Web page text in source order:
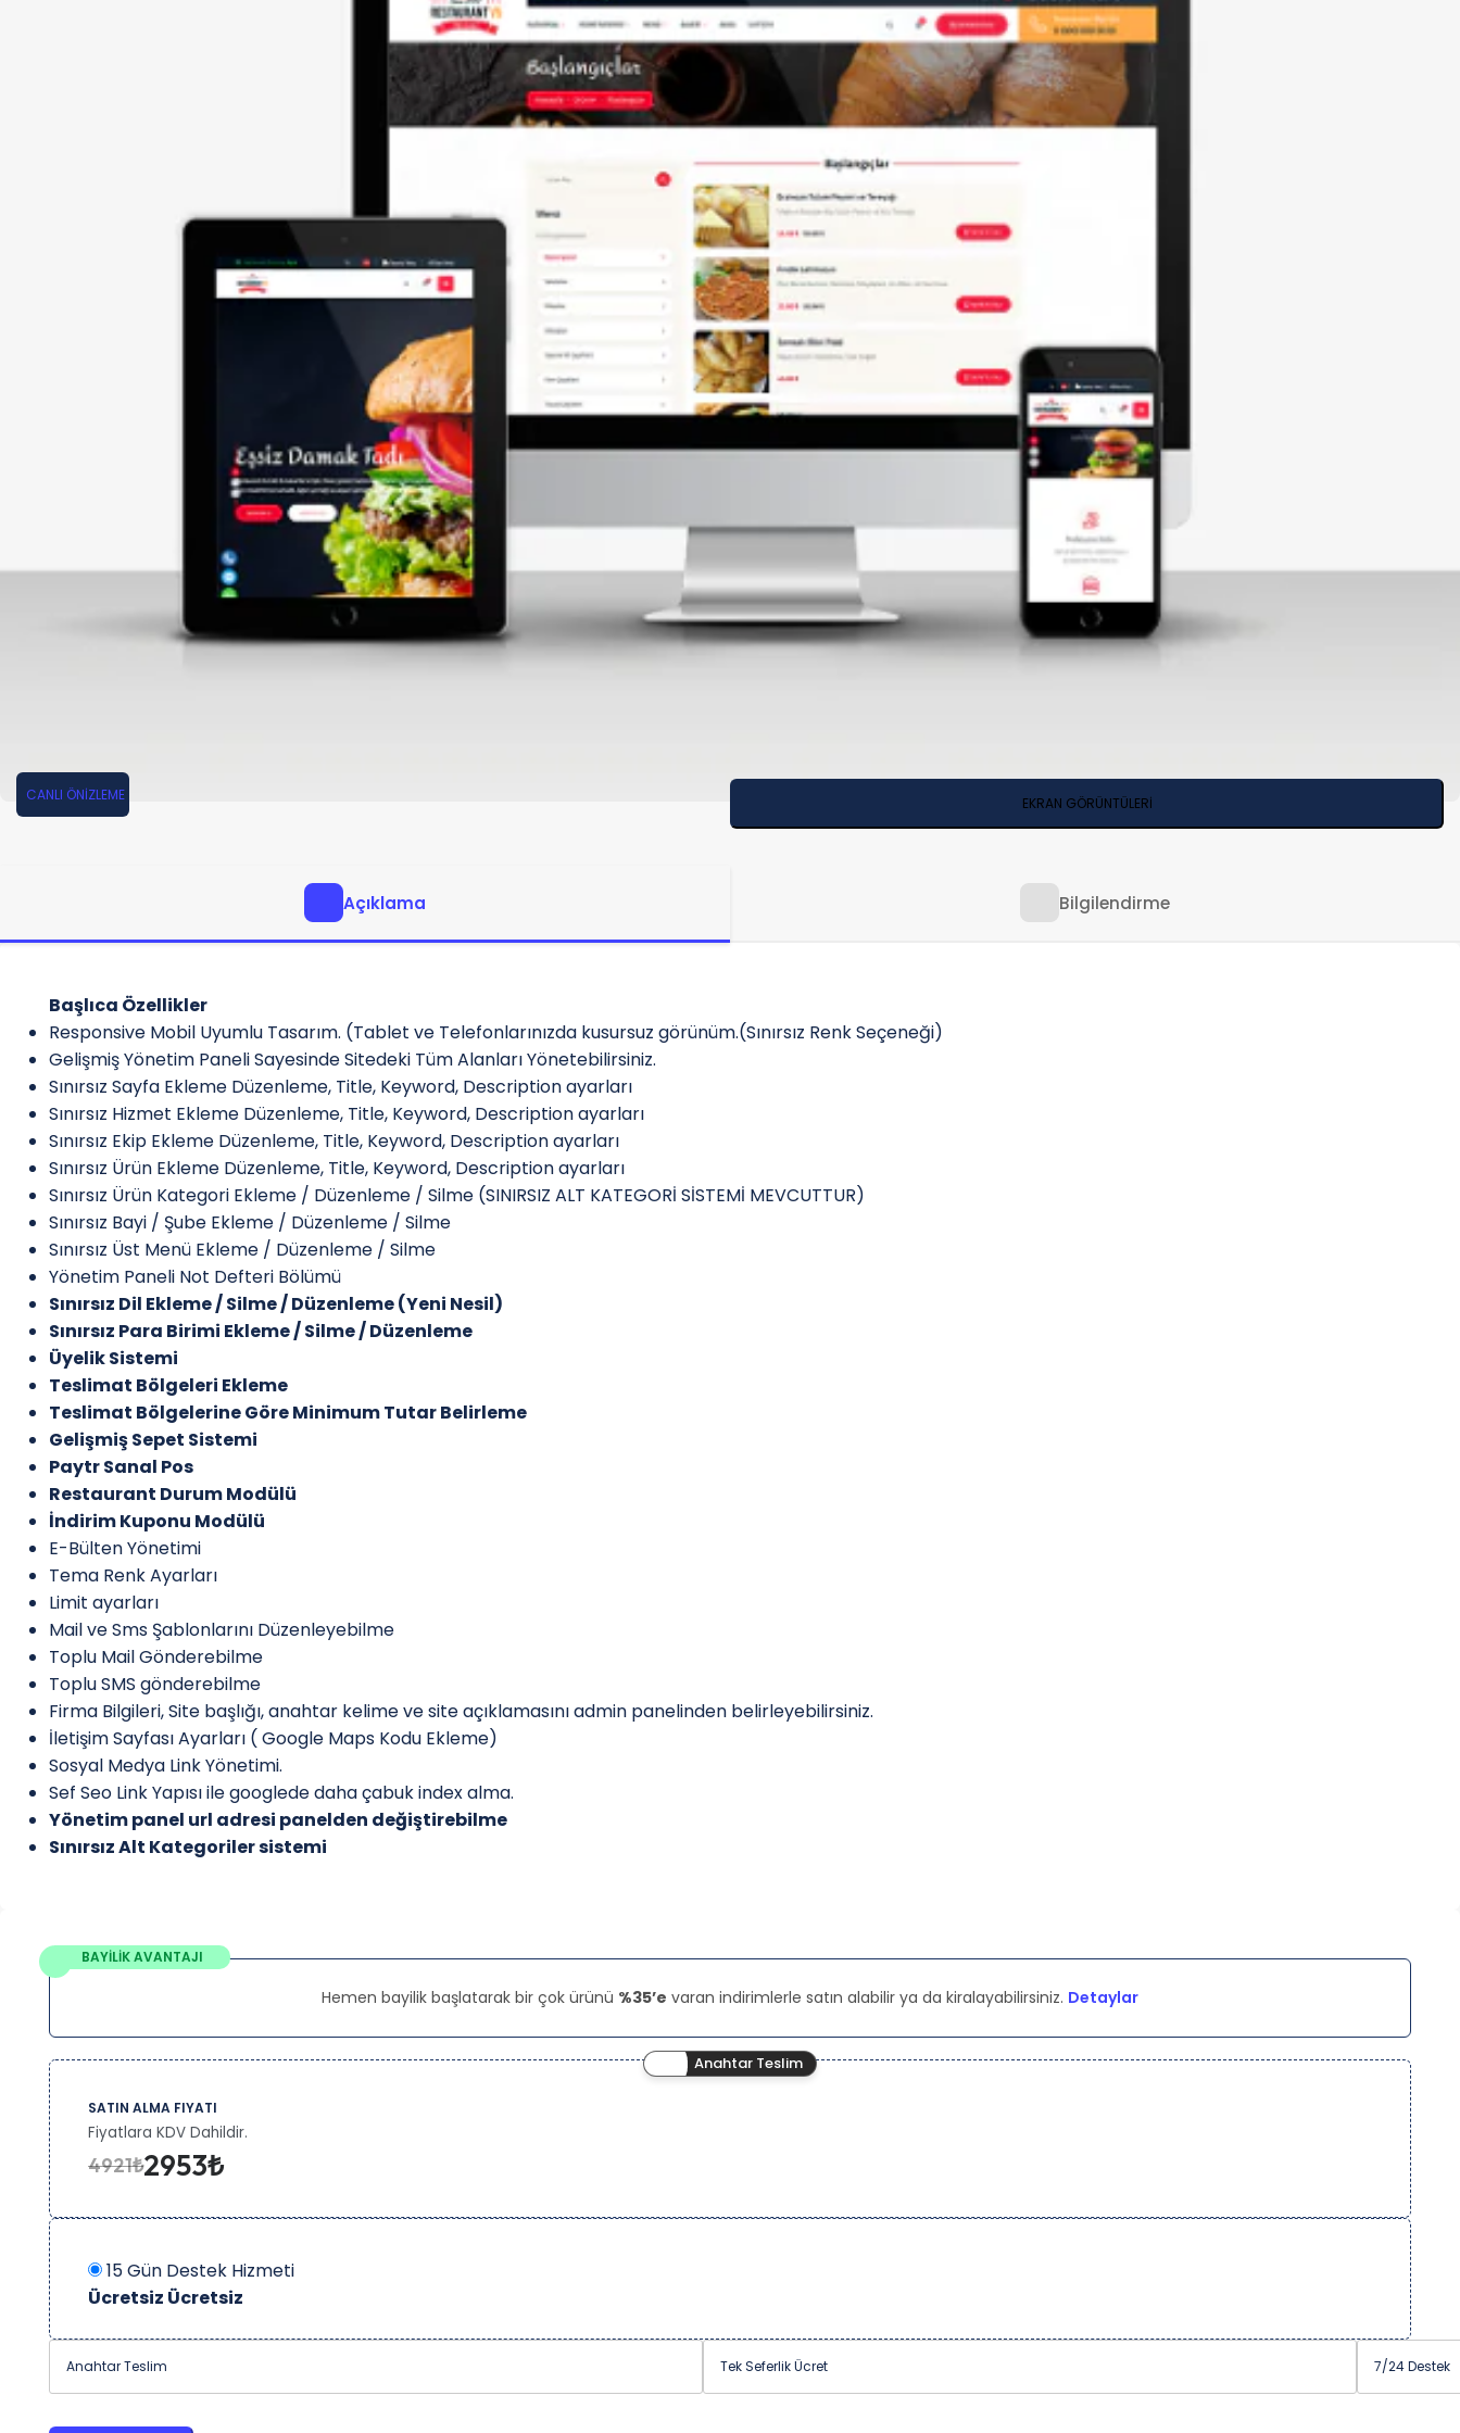
CANLI ÖNİZLEME EKRAN GÖRÜNTÜLERİ
Açıklama Bilgilendirme
Başlıca Özellikler
Responsive Mobil Uyumlu Tasarım. (Tablet ve Telefonlarınızda kusursuz görünüm.(Sınırsız Renk Seçeneği)
Gelişmiş Yönetim Paneli Sayesinde Sitedeki Tüm Alanları Yönetebilirsiniz.
Sınırsız Sayfa Ekleme Düzenleme, Title, Keyword, Description ayarları
Sınırsız Hizmet Ekleme Düzenleme, Title, Keyword, Description ayarları
Sınırsız Ekip Ekleme Düzenleme, Title, Keyword, Description ayarları
Sınırsız Ürün Ekleme Düzenleme, Title, Keyword, Description ayarları
Sınırsız Ürün Kategori Ekleme / Düzenleme / Silme (SINIRSIZ ALT KATEGORİ SİSTEMİ MEVCUTTUR)
Sınırsız Bayi / Şube Ekleme / Düzenleme / Silme
Sınırsız Üst Menü Ekleme / Düzenleme / Silme
Yönetim Paneli Not Defteri Bölümü
Sınırsız Dil Ekleme / Silme / Düzenleme (Yeni Nesil)
Sınırsız Para Birimi Ekleme / Silme / Düzenleme
Üyelik Sistemi
Teslimat Bölgeleri Ekleme
Teslimat Bölgelerine Göre Minimum Tutar Belirleme
Gelişmiş Sepet Sistemi
Paytr Sanal Pos
Restaurant Durum Modülü
İndirim Kuponu Modülü
E-Bülten Yönetimi
Tema Renk Ayarları
Limit ayarları
Mail ve Sms Şablonlarını Düzenleyebilme
Toplu Mail Gönderebilme
Toplu SMS gönderebilme
Firma Bilgileri, Site başlığı, anahtar kelime ve site açıklamasını admin panelinden belirleyebilirsiniz.
İletişim Sayfası Ayarları ( Google Maps Kodu Ekleme)
Sosyal Medya Link Yönetimi.
Sef Seo Link Yapısı ile googlede daha çabuk index alma.
Yönetim panel url adresi panelden değiştirebilme
Sınırsız Alt Kategoriler sistemi
BAYİLİK AVANTAJI
Hemen bayilik başlatarak bir çok ürünü %35’e varan indirimlerle satın alabilir ya da kiralayabilirsiniz. Detaylar
Anahtar Teslim
SATIN ALMA FIYATI
Fiyatlara KDV Dahildir.
4921₺2953₺
15 Gün Destek Hizmeti
Ücretsiz Ücretsiz
Anahtar Teslim Tek Seferlik Ücret 7/24 Destek